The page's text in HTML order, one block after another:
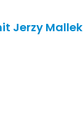
Jerzy Mallek